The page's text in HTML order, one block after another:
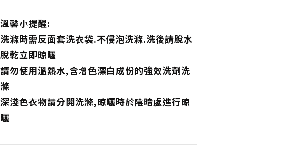
溫馨小提醒:
洗滌時需反面套洗衣袋.不侵泡洗滌.洗後請脫水
脫乾立即晾曬
請勿使用溫熱水,含增色漂白成份的強效洗劑洗
滌
深淺色衣物請分開洗滌,晾曬時於陰暗處進行晾
曬